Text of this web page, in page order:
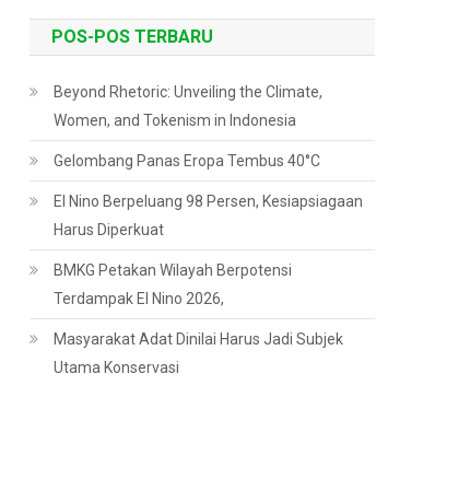
POS-POS TERBARU
Beyond Rhetoric: Unveiling the Climate,
Women, and Tokenism in Indonesia
Gelombang Panas Eropa Tembus 40°C
El Nino Berpeluang 98 Persen, Kesiapsiagaan
Harus Diperkuat
BMKG Petakan Wilayah Berpotensi
Terdampak El Nino 2026,
Masyarakat Adat Dinilai Harus Jadi Subjek
Utama Konservasi